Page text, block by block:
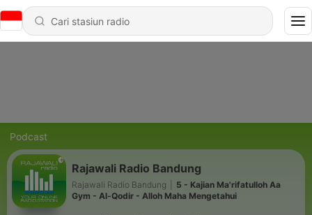
Podcast
Rajawali Radio Bandung
Rajawali Radio Bandung
5 - Kajian Ma'rifatulloh Aa
Gym - Al-Qodir - Alloh Maha Mengetahui